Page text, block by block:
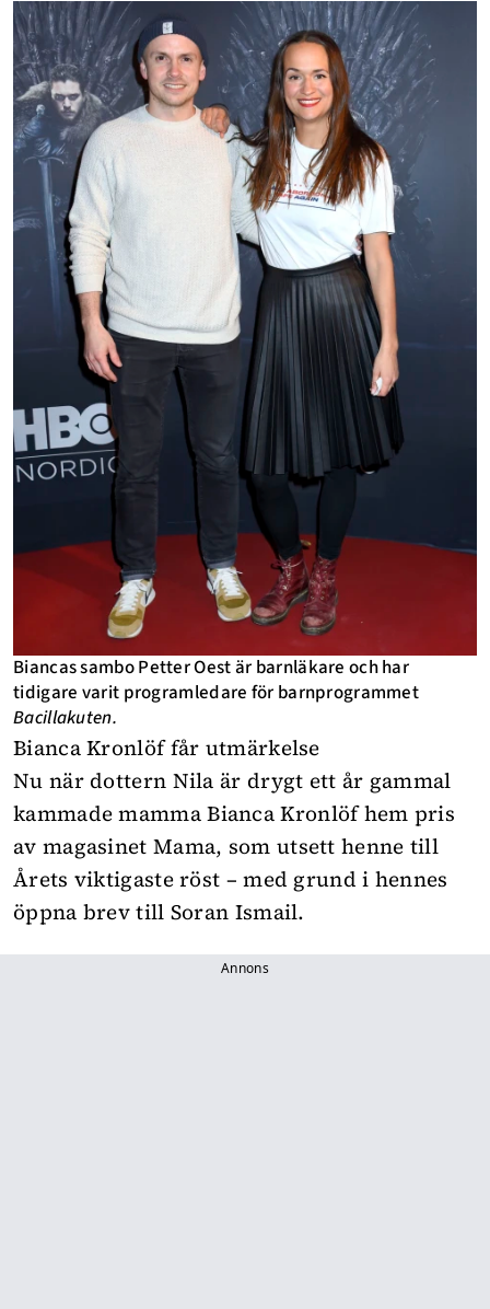
Biancas sambo Petter Oest är barnläkare och har
tidigare varit programledare för barnprogrammet
Bacillakuten.
Bianca Kronlöf får utmärkelse
Nu när dottern Nila är drygt ett år gammal
kammade mamma Bianca Kronlöf hem pris
av magasinet Mama, som utsett henne till
Årets viktigaste röst – med grund i hennes
öppna brev till Soran Ismail.
Annons